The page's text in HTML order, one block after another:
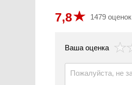
7,8 1479 оценок
Ваша оценка